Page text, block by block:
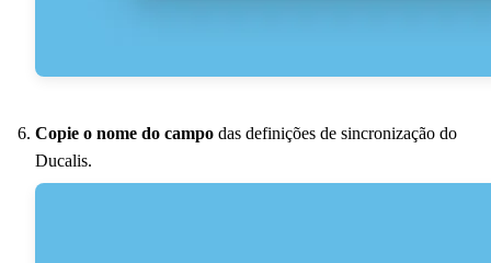
Copie o nome do campo das definições de sincronização do
Ducalis.